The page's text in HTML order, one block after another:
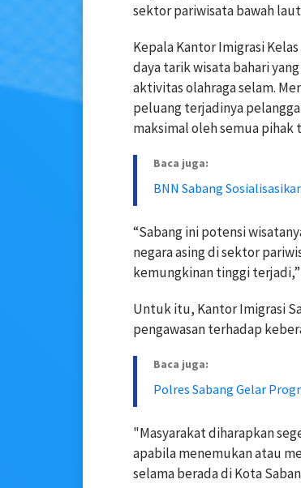
sektor pariwisata bawah
Kepala Kantor Imigrasi
daya tarik wisata bahari
aktivitas olahraga selam.
peluang terjadinya
maksimal oleh semua pihak
Baca juga:
BNN Sabang
“Sabang ini potensi
negara asing di sektor
kemungkinan tinggi
Untuk itu, Kantor Imigrasi
pengawasan terhadap
Baca juga:
Polres Sabang Gelar
"Masyarakat diharapkan
apabila menemukan atau
selama berada di Kota